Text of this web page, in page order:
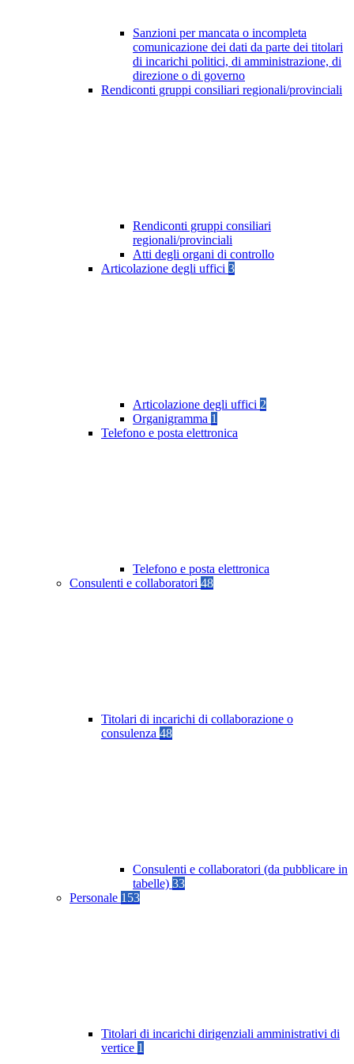
Sanzioni per mancata o incompleta
comunicazione dei dati da parte dei titolari
di incarichi politici, di amministrazione, di
direzione o di governo
Rendiconti gruppi consiliari regionali/provinciali
Rendiconti gruppi consiliari
regionali/provinciali
Atti degli organi di controllo
Articolazione degli uffici 3
Articolazione degli uffici 2
Organigramma 1
Telefono e posta elettronica
Telefono e posta elettronica
Consulenti e collaboratori 48
Titolari di incarichi di collaborazione o
consulenza 48
Consulenti e collaboratori (da pubblicare in
tabelle) 33
Personale 153
Titolari di incarichi dirigenziali amministrativi di
vertice 1